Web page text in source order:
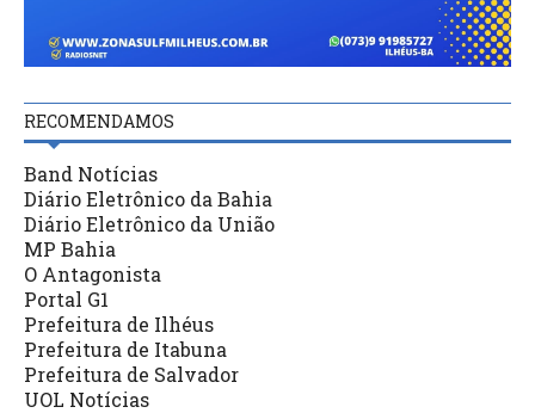
RECOMENDAMOS
Band Notícias
Diário Eletrônico da Bahia
Diário Eletrônico da União
MP Bahia
O Antagonista
Portal G1
Prefeitura de Ilhéus
Prefeitura de Itabuna
Prefeitura de Salvador
UOL Notícias